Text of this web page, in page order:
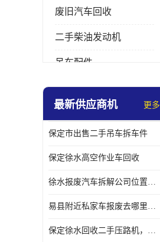
废旧汽车回收
二手柴油发动机
吊车配件
挖掘机拆车件
最新供应商机 更多
保定市出售二手吊车拆车件
保定徐水高空作业车回收
徐水报废汽车拆解公司位置，出售二手拆车件发动机
易县附近私家车报废去哪里，咨询车辆销户流程电话
保定徐水回收二手压路机，压路机拆解市场在哪